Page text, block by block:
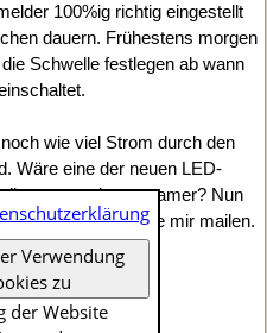
100%ig richtig eingestellt
dauern. Frühestens morgen
Schwelle festlegen ab wann
wie viel Strom durch den
Wäre eine der neuen LED-
sogar noch sparsamer? Nun
und kann sie mir mailen.
Verwendung
Cookies zu
der Website